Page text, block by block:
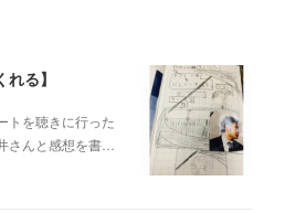
る】
トを 聴きに行った
さんと 感想を書…